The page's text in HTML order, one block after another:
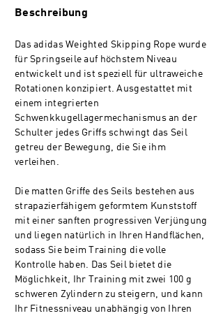
Beschreibung
Das adidas Weighted Skipping Rope wurde
für Springseile auf höchstem Niveau
entwickelt und ist speziell für ultraweiche
Rotationen konzipiert. Ausgestattet mit
einem integrierten
Schwenkkugellagermechanismus an der
Schulter jedes Griffs schwingt das Seil
getreu der Bewegung, die Sie ihm
verleihen.
Die matten Griffe des Seils bestehen aus
strapazierfähigem geformtem Kunststoff
mit einer sanften progressiven Verjüngung
und liegen natürlich in Ihren Handflächen,
sodass Sie beim Training die volle
Kontrolle haben. Das Seil bietet die
Möglichkeit, Ihr Training mit zwei 100 g
schweren Zylindern zu steigern, und kann
Ihr Fitnessniveau unabhängig von Ihren